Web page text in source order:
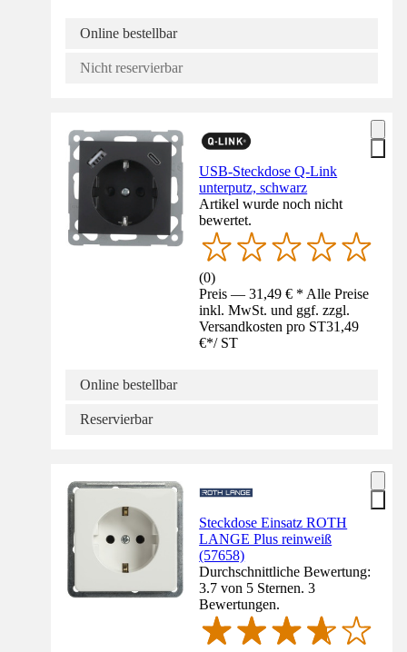
Online bestellbar
Nicht reservierbar
USB-Steckdose Q-Link
unterputz, schwarz
Artikel wurde noch nicht
bewertet.
(0)
Preis — 31,49 € * Alle Preise
inkl. MwSt. und ggf. zzgl.
Versandkosten pro ST31,49
€*/ ST
Online bestellbar
Reservierbar
Steckdose Einsatz ROTH
LANGE Plus reinweiß
(57658)
Durchschnittliche Bewertung:
3.7 von 5 Sternen. 3
Bewertungen.